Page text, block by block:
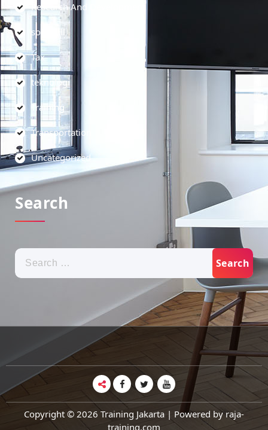
Research And Development
soft skill
Tax
teknologi
Training
Transportation
Uncategorized
Search
Search
for:
Copyright © 2026 Training Jakarta | Powered by raja-
training.com